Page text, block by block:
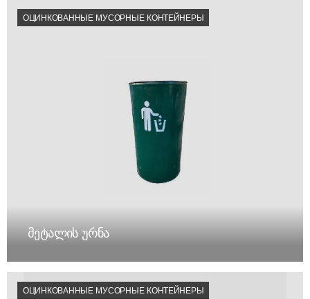
მეტალის ურნა
ОЦИНКОВАННЫЕ МУСОРНЫЕ КОНТЕЙНЕРЫ
ОЦИНКОВАННЫЕ МУСОРНЫЕ КОНТЕЙНЕРЫ